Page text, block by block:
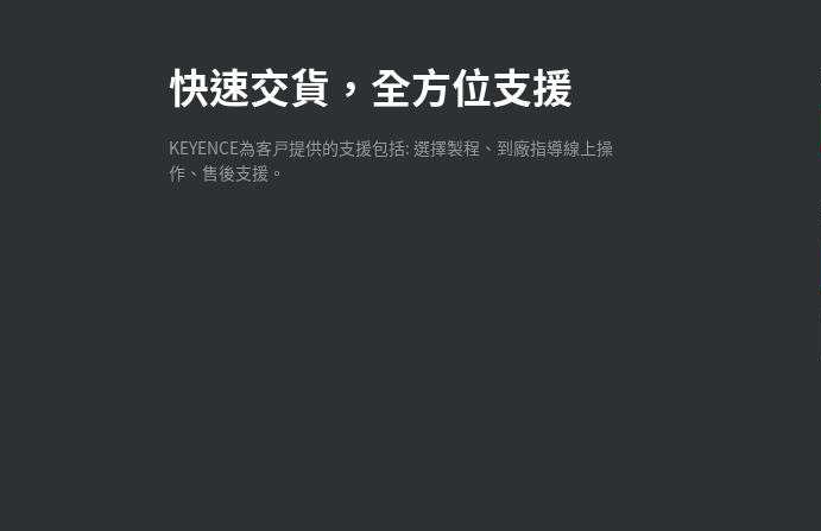
快速交貨，全方位支援
KEYENCE為客戸提供的支援包括: 選擇製程、到廠指導線上操
作、售後支援。